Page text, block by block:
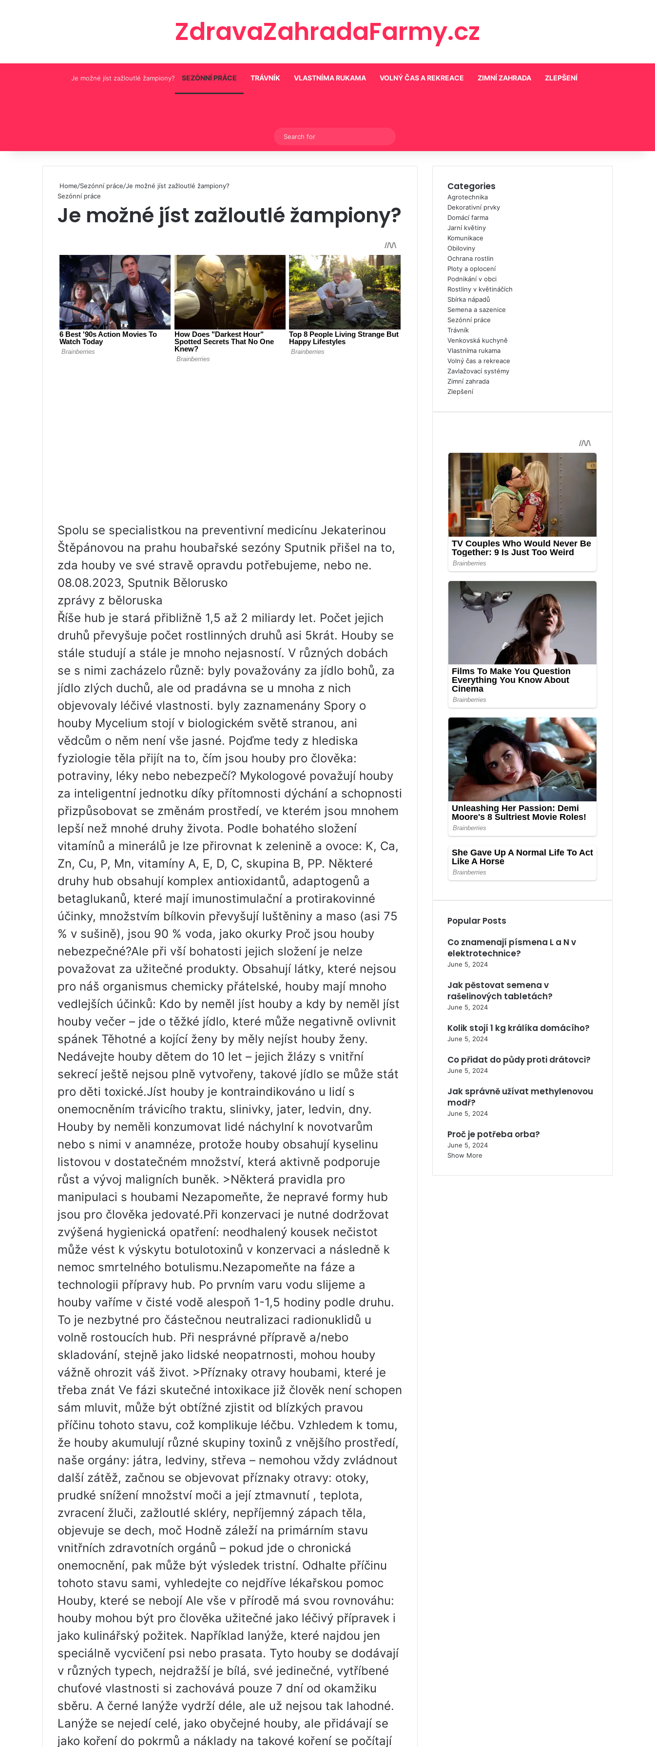
ZdravaZahradaFarmy.cz
Je možné jíst zažloutlé žampiony? SEZÓNNÍ PRÁCE TRÁVNÍK VLASTNÍMA RUKAMA VOLNÝ ČAS A REKREACE ZIMNÍ ZAHRADA ZLEPŠENÍ
Switch skin
for
Home/Sezónní práce/Je možné jíst zažloutlé žampiony?
Sezónní práce
Je možné jíst zažloutlé žampiony?
Spolu se specialistkou na preventivní medicínu Jekaterinou
Štěpánovou na prahu houbařské sezóny Sputnik přišel na to,
zda houby ve své stravě opravdu potřebujeme, nebo ne.
08.08.2023, Sputnik Bělorusko
zprávy z běloruska
Říše hub je stará přibližně 1,5 až 2 miliardy let. Počet jejich
druhů převyšuje počet rostlinných druhů asi 5krát. Houby se
stále studují a stále je mnoho nejasností. V různých dobách
se s nimi zacházelo různě: byly považovány za jídlo bohů, za
jídlo zlých duchů, ale od pradávna se u mnoha z nich
objevovaly léčivé vlastnosti. byly zaznamenány Spory o
houby Mycelium stojí v biologickém světě stranou, ani
vědcům o něm není vše jasné. Pojďme tedy z hlediska
fyziologie těla přijít na to, čím jsou houby pro člověka:
potraviny, léky nebo nebezpečí? Mykologové považují houby
za inteligentní jednotku díky přítomnosti dýchání a schopnosti
přizpůsobovat se změnám prostředí, ve kterém jsou mnohem
lepší než mnohé druhy života. Podle bohatého složení
vitamínů a minerálů je lze přirovnat k zelenině a ovoce: K, Ca,
Zn, Cu, P, Mn, vitamíny A, E, D, C, skupina B, PP. Některé
druhy hub obsahují komplex antioxidantů, adaptogenů a
betaglukanů, které mají imunostimulační a protirakovinné
účinky, množstvím bílkovin převyšují luštěniny a maso (asi 75
% v sušině), jsou 90 % voda, jako okurky Proč jsou houby
nebezpečné?Ale při vší bohatosti jejich složení je nelze
považovat za užitečné produkty. Obsahují látky, které nejsou
pro náš organismus chemicky přátelské, houby mají mnoho
vedlejších účinků: Kdo by neměl jíst houby a kdy by neměl jíst
houby večer – jde o těžké jídlo, které může negativně ovlivnit
spánek Těhotné a kojící ženy by měly nejíst houby ženy.
Nedávejte houby dětem do 10 let – jejich žlázy s vnitřní
sekrecí ještě nejsou plně vytvořeny, takové jídlo se může stát
pro děti toxické.Jíst houby je kontraindikováno u lidí s
onemocněním trávicího traktu, slinivky, jater, ledvin, dny.
Houby by neměli konzumovat lidé náchylní k novotvarům
nebo s nimi v anamnéze, protože houby obsahují kyselinu
listovou v dostatečném množství, která aktivně podporuje
růst a vývoj maligních buněk. >Některá pravidla pro
manipulaci s houbami Nezapomeňte, že nepravé formy hub
jsou pro člověka jedovaté.Při konzervaci je nutné dodržovat
zvýšená hygienická opatření: neodhalený kousek nečistot
může vést k výskytu botulotoxinů v konzervaci a následně k
nemoc smrtelného botulismu.Nezapomeňte na fáze a
technologii přípravy hub. Po prvním varu vodu slijeme a
houby vaříme v čisté vodě alespoň 1-1,5 hodiny podle druhu.
To je nezbytné pro částečnou neutralizaci radionuklidů u
volně rostoucích hub. Při nesprávné přípravě a/nebo
skladování, stejně jako lidské neopatrnosti, mohou houby
vážně ohrozit váš život. >Příznaky otravy houbami, které je
třeba znát Ve fázi skutečné intoxikace již člověk není schopen
sám mluvit, může být obtížné zjistit od blízkých pravou
příčinu tohoto stavu, což komplikuje léčbu. Vzhledem k tomu,
že houby akumulují různé skupiny toxinů z vnějšího prostředí,
naše orgány: játra, ledviny, střeva – nemohou vždy zvládnout
další zátěž, začnou se objevovat příznaky otravy: otoky,
prudké snížení množství moči a její ztmavnutí , teplota,
zvracení žluči, zažloutlé skléry, nepříjemný zápach těla,
objevuje se dech, moč Hodně záleží na primárním stavu
vnitřních zdravotních orgánů – pokud jde o chronická
onemocnění, pak může být výsledek tristní. Odhalte příčinu
tohoto stavu sami, vyhledejte co nejdříve lékařskou pomoc
Houby, které se nebojí Ale vše v přírodě má svou rovnováhu:
houby mohou být pro člověka užitečné jako léčivý přípravek i
jako kulinářský požitek. Například lanýže, které najdou jen
speciálně vycvičení psi nebo prasata. Tyto houby se dodávají
v různých typech, nejdražší je bílá, své jedinečné, vytříbené
chuťové vlastnosti si zachovává pouze 7 dní od okamžiku
sběru. A černé lanýže vydrží déle, ale už nejsou tak lahodné.
Lanýže se nejedí celé, jako obyčejné houby, ale přidávají se
jako koření do pokrmů a náklady na takové koření se počítají
Categories
Agrotechnika
Dekorativní prvky
Domácí farma
Jarní květiny
Komunikace
Obiloviny
Ochrana rostlin
Ploty a oplocení
Podnikání v obci
Rostliny v květináčích
Sbírka nápadů
Semena a sazenice
Sezónní práce
Trávník
Venkovská kuchyně
Vlastníma rukama
Volný čas a rekreace
Zavlažovací systémy
Zimní zahrada
Zlepšení
Popular Posts
Co znamenají písmena L a N v
elektrotechnice?
June 5, 2024
Jak pěstovat semena v
rašelinových tabletách?
June 5, 2024
Kolik stojí 1 kg králíka domácího?
June 5, 2024
Co přidat do půdy proti drátovci?
June 5, 2024
Jak správně užívat methylenovou
modř?
June 5, 2024
Proč je potřeba orba?
June 5, 2024
Show More